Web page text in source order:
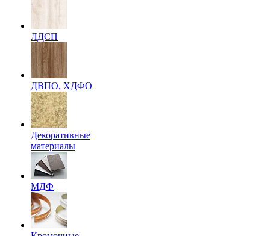
ЛДСП
ДВПО, ХДФО
Декоративные
материалы
МДФ